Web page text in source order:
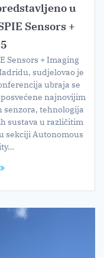
u
Sensors +
Sensors + Imaging
sudjelovao je
ubraja se
najnovijim
tehnologija
sustava u različitim
sekciji Autonomous